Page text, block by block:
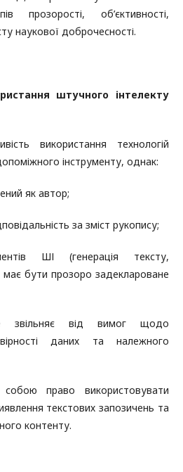
прозорості, об’єктивності,
наукової доброчесності.
штучного інтелекту
використання технологій
інструменту, однак:
як автор;
за зміст рукопису;
ШІ (генерація тексту,
має бути прозоро задеклароване
звільняє від вимог щодо
даних та належного
право використовувати
текстових запозичень та
контенту.